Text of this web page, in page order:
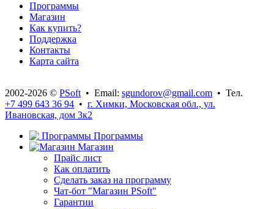
Программы
Магазин
Как купить?
Поддержка
Контакты
Карта сайта
2002-2026 © PSoft • Email: sgundorov@gmail.com • Тел.
+7 499 643 36 94 • г. Химки, Московская обл., ул.
Ивановская, дом 3к2
Программы
Магазин
Прайс лист
Как оплатить
Сделать заказ на программу
Чат-бот "Магазин PSoft"
Гарантии